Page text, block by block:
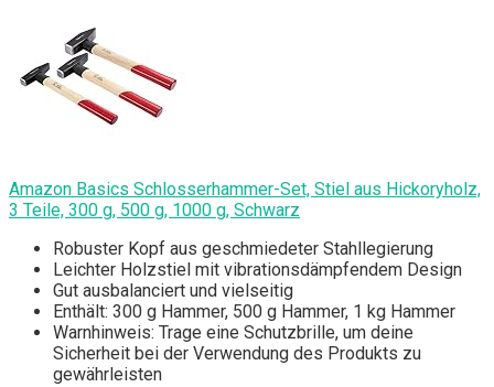
Amazon Basics Schlosserhammer-Set, Stiel aus Hickoryholz,
3 Teile, 300 g, 500 g, 1000 g, Schwarz
Robuster Kopf aus geschmiedeter Stahllegierung
Leichter Holzstiel mit vibrationsdämpfendem Design
Gut ausbalanciert und vielseitig
Enthält: 300 g Hammer, 500 g Hammer, 1 kg Hammer
Warnhinweis: Trage eine Schutzbrille, um deine
Sicherheit bei der Verwendung des Produkts zu
gewährleisten